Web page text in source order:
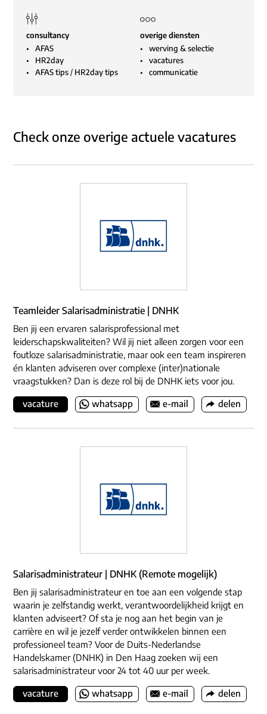
consultancy
AFAS
HR2day
AFAS tips/ HR2day tips
overige diensten
werving & selectie
vacatures
communicatie
Check onze overige actuele vacatures
Teamleider Salarisadministratie | DNHK
Ben jij een ervaren salarisprofessional met
leiderschapskwaliteiten? Wil jij niet alleen zorgen voor een
foutloze salarisadministratie, maar ook een team inspireren
én klanten adviseren over complexe (inter)nationale
vraagstukken? Dan is deze rol bij de DNHK iets voor jou.
vacature whatsapp e-mail delen
Salarisadministrateur | DNHK (Remote mogelijk)
Ben jij salarisadministrateur en toe aan een volgende stap
waarin je zelfstandig werkt, verantwoordelijkheid krijgt en
klanten adviseert? Of sta je nog aan het begin van je
carrière en wil je jezelf verder ontwikkelen binnen een
professioneel team? Voor de Duits-Nederlandse
Handelskamer (DNHK) in Den Haag zoeken wij een
salarisadministrateur voor 24 tot 40 uur per week.
vacature whatsapp e-mail delen